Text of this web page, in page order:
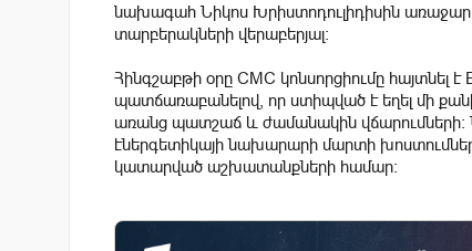
նախագահ Նիկոս Խրիստոդուլիդիսին
տարբերակների վերաբերյալ:
Հինգշաբթի օրը CMC կոնսորցիումը
պատճառաբանելով, որ ստիպված է եղել մի
առանց պատշաճ և ժամանակին վճարումների:
էներգետիկայի նախարարի մարտի
կատարված աշխատանքների համար: